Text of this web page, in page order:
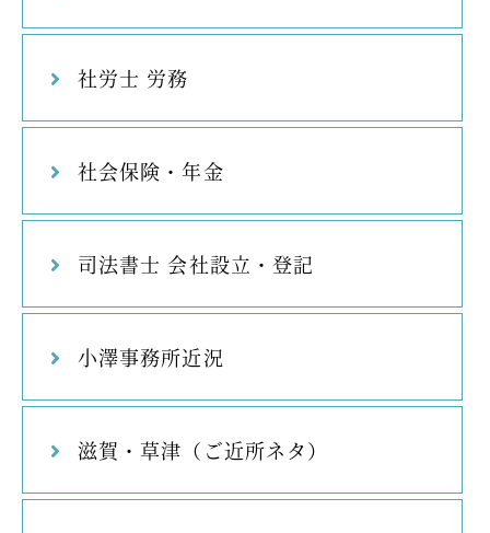
社労士 労務
社会保険・年金
司法書士 会社設立・登記
小澤事務所近況
滋賀・草津（ご近所ネタ）